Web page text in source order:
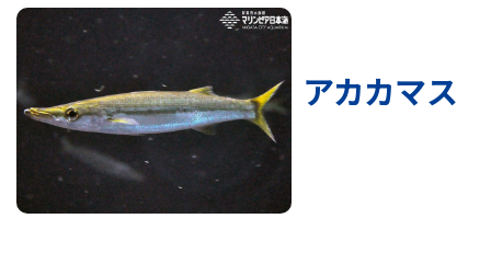
アカカマス